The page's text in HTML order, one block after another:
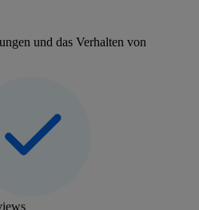
und das Verhalten von